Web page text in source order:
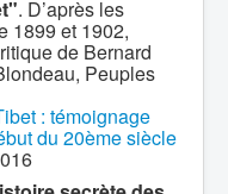
. D’après les
1899 et 1902,
de Bernard
Peuples
: témoignage
du 20ème siècle